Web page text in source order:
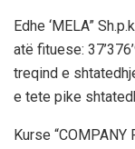
Edhe ‘MELA”
atë fituese:
treqind e
e tete pike
Kurse